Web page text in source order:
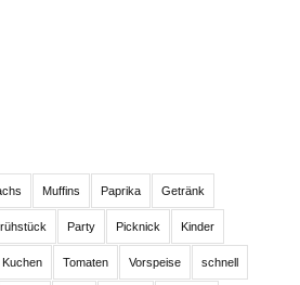
Muffins Paprika Getränk
Party Picknick Kinder
Kuchen Tomaten Vorspeise schnell